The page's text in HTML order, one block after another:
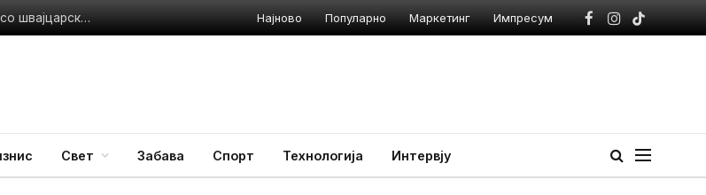
Тешко повредено 4-годишно дете од Скопје: Во него удрило возило со швајцарски таблички Најново Популарно Маркетинг Импресум
Facebook
Instagram
TikTok
Свет Забава Спорт Технологија Интервју